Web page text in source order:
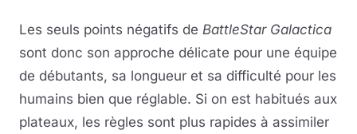
Les seuls points négatifs de BattleStar Galactica
sont donc son approche délicate pour une équipe
de débutants, sa longueur et sa difficulté pour les
humains bien que réglable. Si on est habitués aux
plateaux, les règles sont plus rapides à assimiler